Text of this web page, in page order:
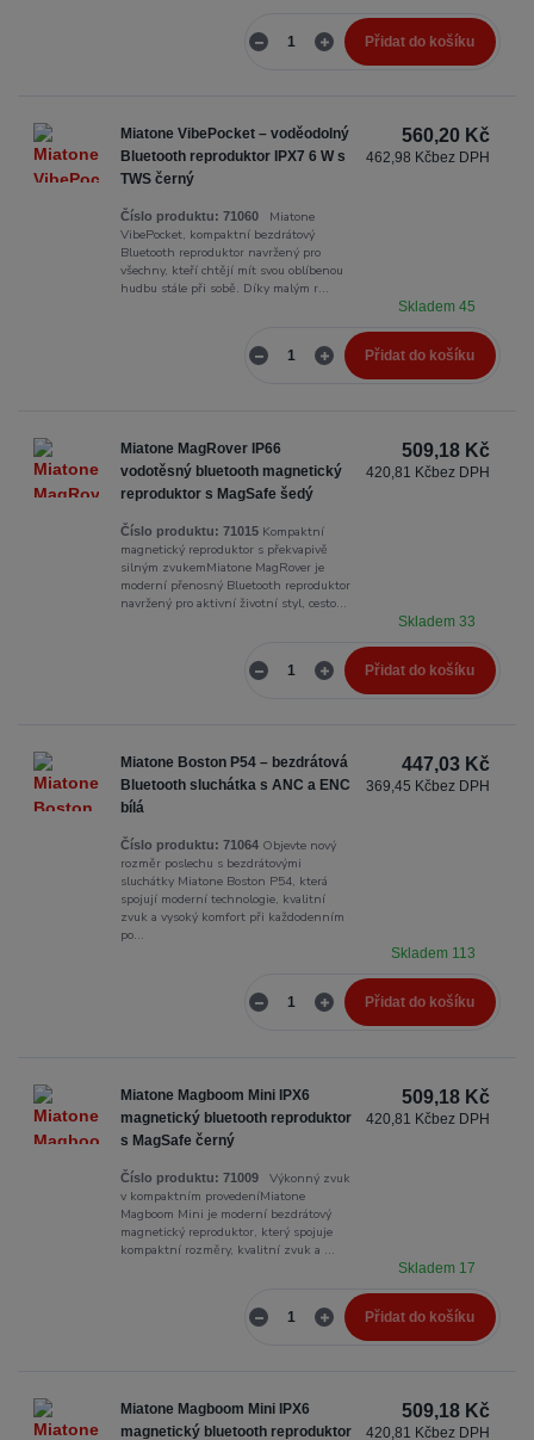
Přidat do košíku
Miatone VibePocket – voděodolný
Bluetooth reproduktor IPX7 6 W s
TWS černý
Číslo produktu: 71060Miatone
VibePocket, kompaktní bezdrátový
Bluetooth reproduktor navržený pro
všechny, kteří chtějí mít svou oblíbenou
hudbu stále při sobě. Díky malým r...
560,20 Kč
462,98 Kčbez DPH
Skladem 45
Přidat do košíku
Miatone MagRover IP66
vodotěsný bluetooth magnetický
reproduktor s MagSafe šedý
Číslo produktu: 71015Kompaktní
magnetický reproduktor s překvapivě
silným zvukemMiatone MagRover je
moderní přenosný Bluetooth reproduktor
navržený pro aktivní životní styl, cesto...
509,18 Kč
420,81 Kčbez DPH
Skladem 33
Přidat do košíku
Miatone Boston P54 – bezdrátová
Bluetooth sluchátka s ANC a ENC
bílá
Číslo produktu: 71064Objevte nový
rozměr poslechu s bezdrátovými
sluchátky Miatone Boston P54, která
spojují moderní technologie, kvalitní
zvuk a vysoký komfort při každodenním
po...
447,03 Kč
369,45 Kčbez DPH
Skladem 113
Přidat do košíku
Miatone Magboom Mini IPX6
magnetický bluetooth reproduktor
s MagSafe černý
Číslo produktu: 71009Výkonný zvuk
v kompaktním provedeníMiatone
Magboom Mini je moderní bezdrátový
magnetický reproduktor, který spojuje
kompaktní rozměry, kvalitní zvuk a ...
509,18 Kč
420,81 Kčbez DPH
Skladem 17
Přidat do košíku
Miatone Magboom Mini IPX6
magnetický bluetooth reproduktor
509,18 Kč
420,81 Kčbez DPH